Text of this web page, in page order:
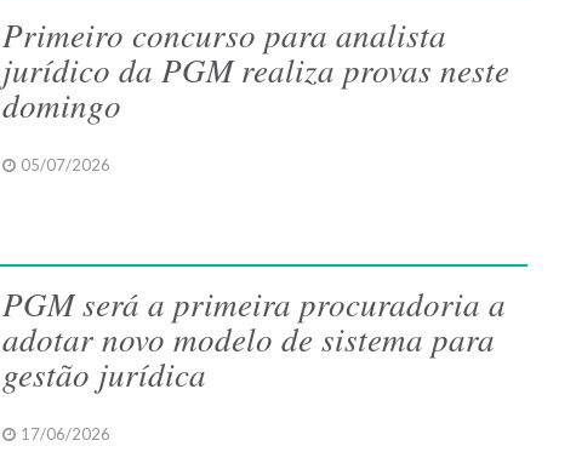
Primeiro concurso para analista
jurídico da PGM realiza provas neste
domingo
05/07/2026
PGM será a primeira procuradoria a
adotar novo modelo de sistema para
gestão jurídica
17/06/2026